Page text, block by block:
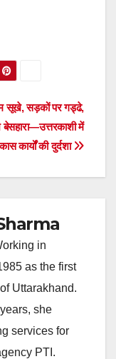
सूखे, सड़कों पर गड्ढे,
बेसहारा—उत्तरकाशी में
कार्यों की दुर्दशा
in
as the first
Uttarakhand.
she
services for
PTI.